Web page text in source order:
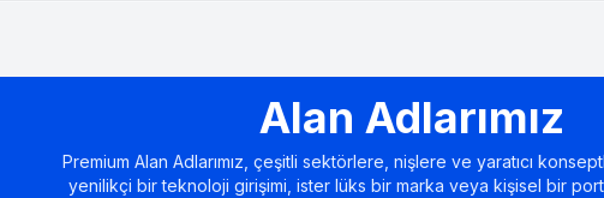
Alan Adlarımız
Premium Alan Adlarımız, çeşitli sektörlere, nişlere ve yaratıcı
yenilikçi bir teknoloji girişimi, ister lüks bir marka veya kişisel bir